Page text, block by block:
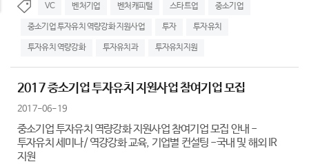
VC 벤처기업 벤처캐피털 스타트업 중소기업
중소기업 투자유치 역량강화 지원사업 투자 투자유치
투자유치 역량강화 투자유치과 투자유치지원
2017 중소기업 투자유치 지원사업 참여기업 모집
2017-06-19
중소기업 투자유치 역량강화 지원사업 참여기업 모집 안내 -
투자유치 세미나/ 역걍강화 교육, 기업별 컨설팅 -국내 및 해외 IR
지원